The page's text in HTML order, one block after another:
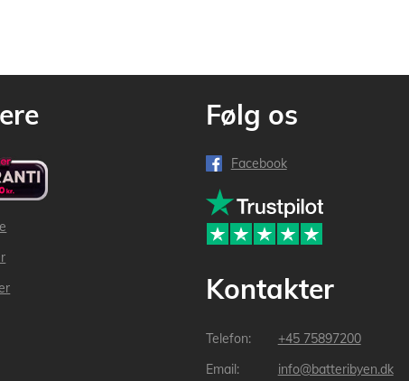
Følg os
Facebook
Kontakter
+45 75897200
info@batteribyen.dk